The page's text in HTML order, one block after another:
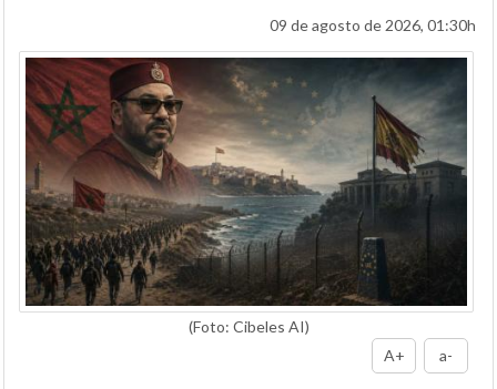
09 de agosto de 2026, 01:30h
(Foto: Cibeles AI)
A+
a-